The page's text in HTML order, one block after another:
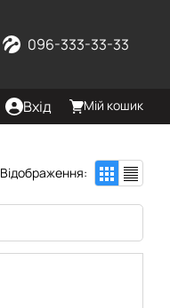
096-333-33-33
Вхід Мій кошик
Відображення: